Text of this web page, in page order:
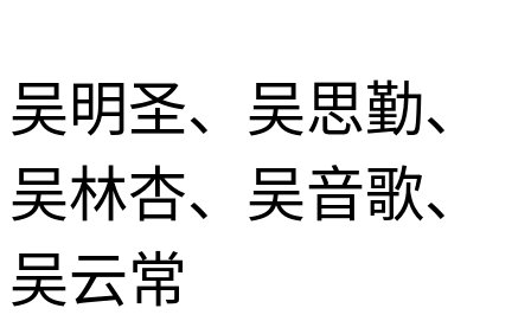
吴明圣、吴思勤、
吴林杏、吴音歌、
吴云常